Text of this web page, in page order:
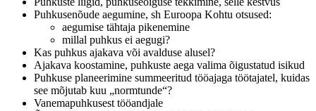
Puhkusenõude aegumine, sh Euroopa Kohtu otsused:
aegumise tähtaja pikenemine
millal puhkus ei aegugi?
Kas puhkus ajakava või avalduse alusel?
Ajakava koostamine, puhkuste aega valima õigustatud isikud
Puhkuse planeerimine summeeritud tööajaga töötajatel, kuidas
see mõjutab kuu „normtunde“?
Vanemapuhkusest tööandjale